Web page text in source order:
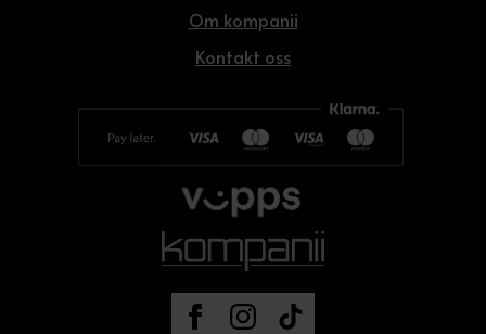
Om kompanii
Kontakt oss